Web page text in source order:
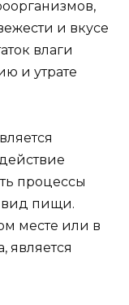
и вкусе
влаги
и утрате
процессы
вид пищи.
месте или в
является